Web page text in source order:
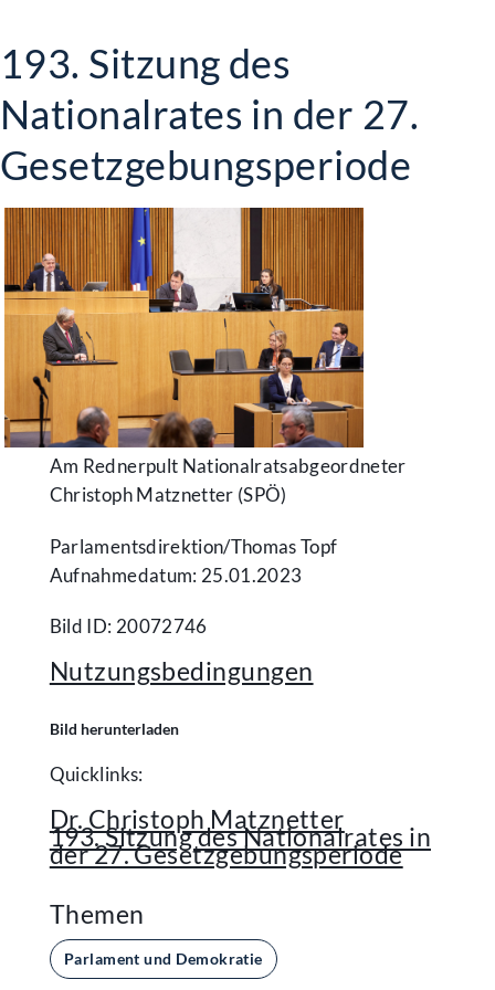
193. Sitzung des
Nationalrates in der 27.
Gesetzgebungsperiode
Am Rednerpult Nationalratsabgeordneter
Christoph Matznetter (SPÖ)
Parlamentsdirektion/​Thomas Topf
Aufnahmedatum: 25.01.2023
Bild ID: 20072746
Nutzungsbedingungen
Bild herunterladen
Quicklinks:
Dr. Christoph Matznetter
193. Sitzung des Nationalrates in
der 27. Gesetzgebungsperiode
Themen
Parlament und Demokratie